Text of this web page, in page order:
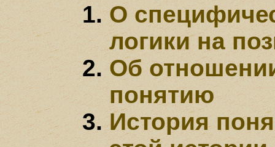
О
логики на
Об
понятию
История